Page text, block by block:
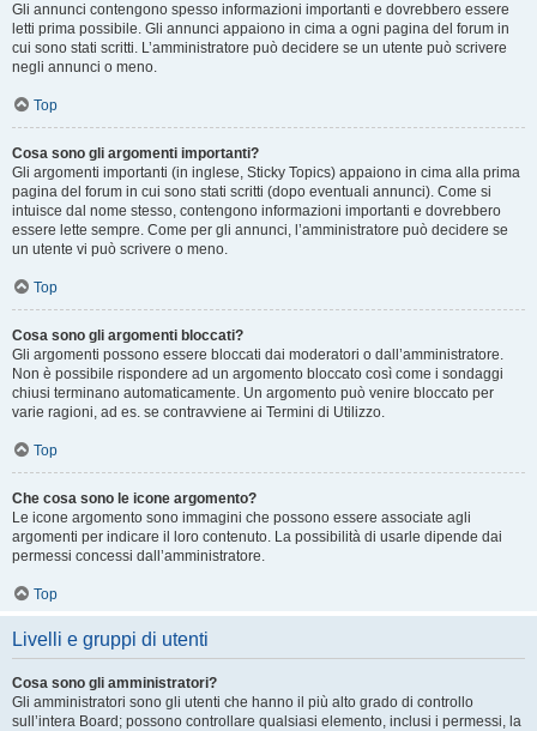
Gli annunci contengono spesso informazioni importanti e dovrebbero essere
letti prima possibile. Gli annunci appaiono in cima a ogni pagina del forum in
cui sono stati scritti. L’amministratore può decidere se un utente può scrivere
negli annunci o meno.
Top
Cosa sono gli argomenti importanti?
Gli argomenti importanti (in inglese, Sticky Topics) appaiono in cima alla prima
pagina del forum in cui sono stati scritti (dopo eventuali annunci). Come si
intuisce dal nome stesso, contengono informazioni importanti e dovrebbero
essere lette sempre. Come per gli annunci, l’amministratore può decidere se
un utente vi può scrivere o meno.
Top
Cosa sono gli argomenti bloccati?
Gli argomenti possono essere bloccati dai moderatori o dall’amministratore.
Non è possibile rispondere ad un argomento bloccato così come i sondaggi
chiusi terminano automaticamente. Un argomento può venire bloccato per
varie ragioni, ad es. se contravviene ai Termini di Utilizzo.
Top
Che cosa sono le icone argomento?
Le icone argomento sono immagini che possono essere associate agli
argomenti per indicare il loro contenuto. La possibilità di usarle dipende dai
permessi concessi dall’amministratore.
Top
Livelli e gruppi di utenti
Cosa sono gli amministratori?
Gli amministratori sono gli utenti che hanno il più alto grado di controllo
sull’intera Board; possono controllare qualsiasi elemento, inclusi i permessi, la